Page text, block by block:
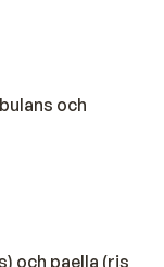
och
och paella (ris